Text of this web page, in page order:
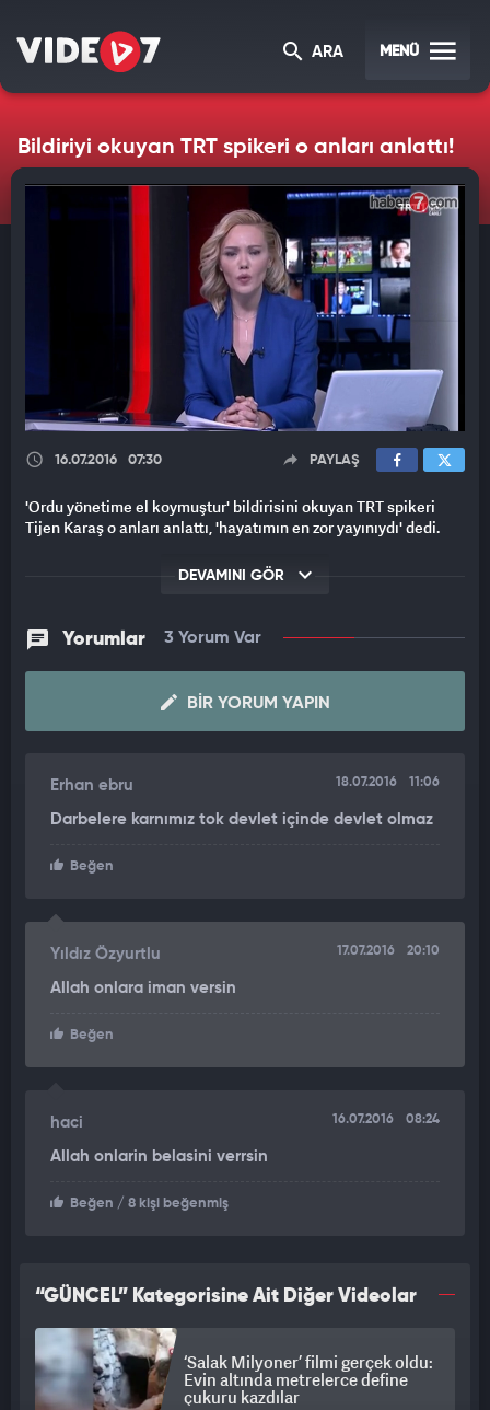
ARA MENÜ
Bildiriyi okuyan TRT spikeri o anları anlattı!
16.07.2016 07:30 PAYLAŞ
'Ordu yönetime el koymuştur' bildirisini okuyan TRT spikeri
Tijen Karaş o anları anlattı, 'hayatımın en zor yayınıydı' dedi.
DEVAMINI GÖR
Yorumlar 3 Yorum Var
BIR YORUM YAPIN
Erhan ebru 18.07.2016 11:06
Darbelere karnımız tok devlet içinde devlet olmaz
Beğen
Yıldız Özyurtlu 17.07.2016 20:10
Allah onlara iman versin
Beğen
haci 16.07.2016 08:24
Allah onlarin belasini verrsin
Beğen / 8 kişi beğenmiş
“GÜNCEL” Kategorisine Ait Diğer Videolar
‘Salak Milyoner’ filmi gerçek oldu:
Evin altında metrelerce define
çukuru kazdılar